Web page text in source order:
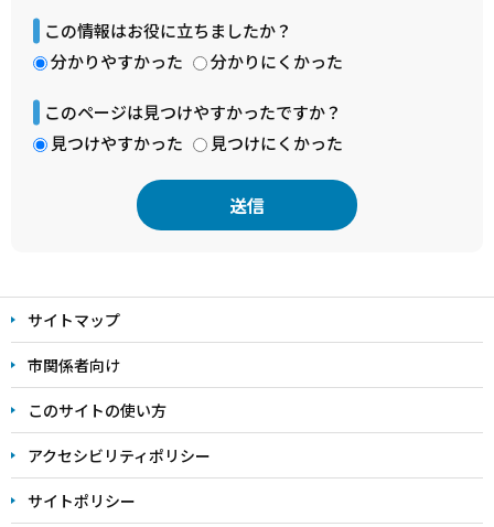
この情報はお役に立ちましたか？
分かりやすかった
分かりにくかった
このページは見つけやすかったですか？
見つけやすかった
見つけにくかった
文
こ
こ
ま
で
サイトマップ
市関係者向け
このサイトの使い方
アクセシビリティポリシー
サイトポリシー